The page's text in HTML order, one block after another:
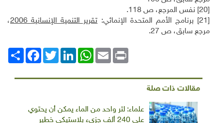
[20] نفس المرجع، ص 118.
[21] برنامج الأمم المتحدة الإنمائي:تقرير التنمية الإنسانية 2006
،
مرجع سابق، ص 27.
انشر
FacebookTwitterLinkedIn
WhatsAppEmail Print
مقالات ذات صلة
علماء: لتر واحد من الماء يمكن أن يحتوي
على 240 ألف جزيء بلاستيكي خطير